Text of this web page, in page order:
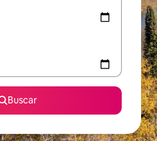
Buscar